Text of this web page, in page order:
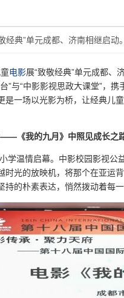
经典”单元成都、济南相继启动
电影展“致敬经典”单元成都、
”与“中影影视思政大课堂”，
是一场以光影为桥，让经典儿
——《我的九月》中照见成长之
学温情启幕。中影校园影视
时光的放映机，将那个在亚运
持的朴素表达，悄然拨动着每